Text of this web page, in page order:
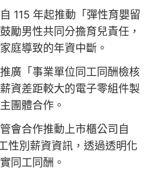
自 115 年起推動「彈性育嬰留
勵男性共同分擔育兒責任，
庭導致的年資中斷。
推廣「事業單位同工同酬檢核
資差距較大的電子零組件製
團體合作。
管會合作推動上市櫃公司自
性別薪資資訊，透過透明化
同工同酬。